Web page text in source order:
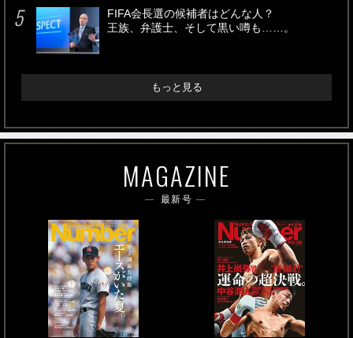
FIFA会長選の候補者はどんな人？
王族、弁護士、そして黒い噂も……。
もっと見る
MAGAZINE
最新号